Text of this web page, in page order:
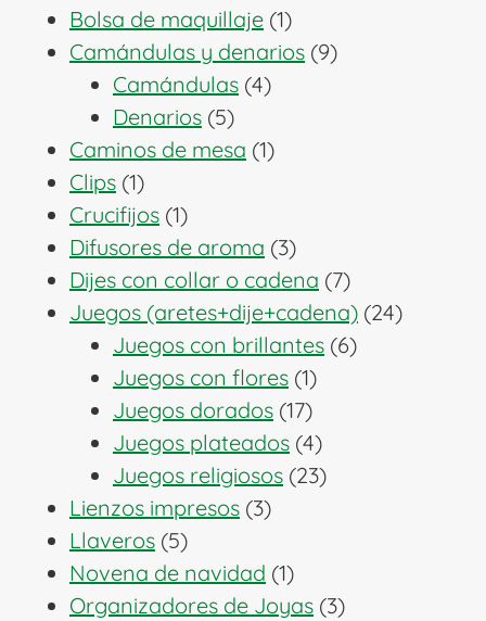
Bolsa de maquillaje 11
producto
Camándulas y denarios 99
Camándulas 44
Denarios 55
productos
Caminos de mesa 11
Clips 11
producto
Crucifijos 11
producto
Difusores de aroma 33
productos
Dijes con collar o cadena 77
productos
Juegos (aretes+dije+cadena) 2424
Juegos con brillantes 66
Juegos con flores 11
producto
Juegos dorados 1717
productos
Juegos plateados 44
productos
Juegos religiosos 2323
Lienzos impresos 33
Llaveros 55
productos
Novena de navidad 11
producto
Organizadores de Joyas 33